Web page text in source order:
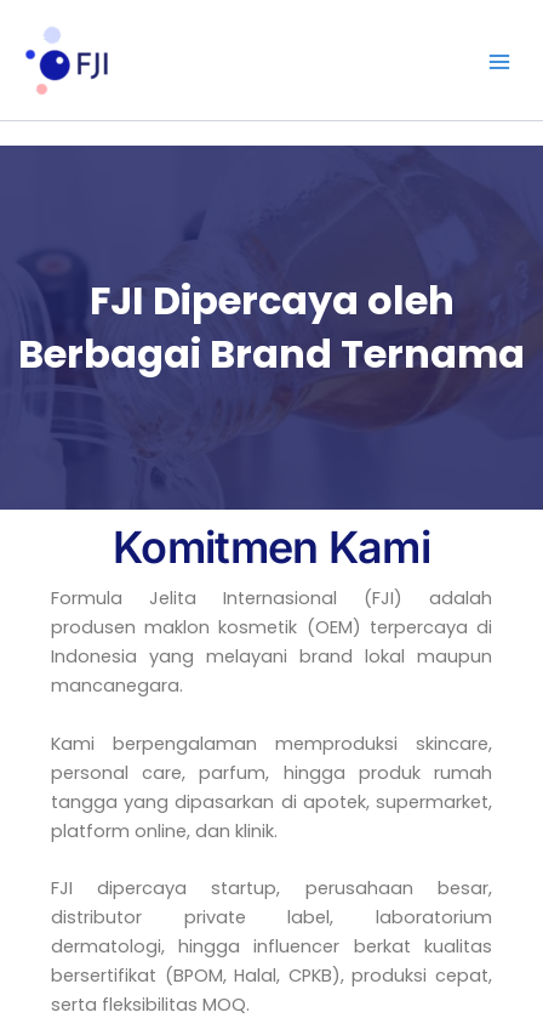
konten
FJI Dipercaya oleh
Berbagai Brand Ternama
Komitmen Kami
Formula Jelita Internasional (FJI) adalah
produsen maklon kosmetik (OEM) terpercaya di
Indonesia yang melayani brand lokal maupun
mancanegara.
Kami berpengalaman memproduksi skincare,
personal care, parfum, hingga produk rumah
tangga yang dipasarkan di apotek, supermarket,
platform online, dan klinik.
FJI dipercaya startup, perusahaan besar,
distributor private label, laboratorium
dermatologi, hingga influencer berkat kualitas
bersertifikat (BPOM, Halal, CPKB), produksi cepat,
serta fleksibilitas MOQ.